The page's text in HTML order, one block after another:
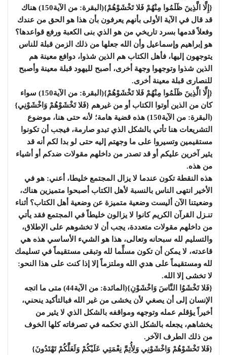
{إِلَّا الَّذِينَ ظَلَمُوا مِنْهُمْ فَلا تَخْشَوْهُمْ}(البقرة: من الآية150) هناك
قد قال في الآية الأولى بأنهم يعرفون بأن هذا هو الحق من عندك
وفعلاً قدمها بسرد تاريخي من هو الذي بنى الكعبة ورفع قواعدها؟
هو إبراهيم وإسماعيل وأن الله جعلها من ذلك الزمن قبلة للناس
يتوجهون إليها، فأهل الكتاب هم الذين شذوا، دوافع معينة هم
الذين شذوا وتوجهوا وجهة أخرى، أصبح لليهود قبلة معينة وأصبح
للنصارى قبلة معينة أخرى.
{إِلَّا الَّذِينَ ظَلَمُوا مِنْهُمْ فَلا تَخْشَوْهُمْ}(البقرة: من الآية150) سواء
كان من الذين أوتوا الكتاب أو من غيرهم {فَلا تَخْشَوْهُمْ وَاخْشَوْنِي}
(البقرة: من الآية150) هذه قضية هامة؛ لأنه حتى هنا، موضوع
التشريعات هنا تأتي بالشكل الذي تبدو صارمة، فيجب أن تكونوا
مستقيمين وتسيروا على ما وجهتم إليه حتى لو بدا لكم أنه قد
يثير آخرين عليكم أو قد تصدر من داخلهم مقولات ضدكم أو أشياء
من هذه.
هذه النقطة تكون عندما لا يزال المجتمع خليطا، أعني: هو في
الأخير انتهى الناس بالنسبة لأهل الكتاب أصبحوا متميزين هناك،
وضعيتنا الآن أليست وضعية متميزة عن وضعية أهل الكتاب؟ أثناء
تنـزل القرآن الكريم كانوا لا يزالون خليطاً في المجتمع فقد يأتي
من داخلهم مقولات متعددة، يجب أن لا تخشوهم على الإطلاق،
والتسليم لله سبحانه وتعالى، هذا هو الشيء الأساسي هذه هي
قاعدته، لا يمكن أن تكون مسلِّما لله وتبقى مستقيماً في تسليمك
لله ومستقيماً على هدي الله وملتزماً إلا إذا كنت على هذا النحو:
لا تخشى إلا الله.
{فَلا تَخْشَوُا النَّاسَ وَاخْشَوْنِ}(المائدة: من الآية44) متى ما اتجه
الإنسان إلى أن يصغي لأن يخشى من غير الله فبالتأكيد ينحني،
أخيراً يؤقلم عمله وتوجهه ومواقفه بالشكل الذي لا يثير من
يخشاهم، يجعله بالشكل الذي تحكمه في تصرفاته كلها الخوف
من ذلك الطرف الآخر.
{فَلا تَخْشَوْهُمْ وَاخْشَوْنِي وَلِأُتِمَّ نِعْمَتِي عَلَيْكُمْ وَلَعَلَّكُمْ تَهْتَدُونَ}